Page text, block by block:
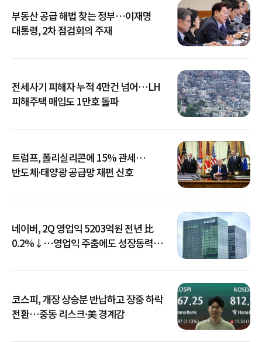
부동산 공급 해법 찾는 정부…이재명
대통령, 2차 점검회의 주재
전세사기 피해자 누적 4만건 넘어…LH
피해주택 매입도 1만호 돌파
트럼프, 폴리실리콘에 15% 관세…
반도체·태양광 공급망 재편 신호
네이버, 2Q 영업익 5203억원 전년 比
0.2%↓…영업익 주춤에도 성장동력
코스피, 개장 상승분 반납하고 장중 하락
전환…중동 리스크·美 경계감